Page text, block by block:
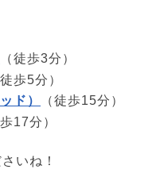
（徒歩3分）
徒歩5分）
ド）
（徒歩15分）
17分）
いね！